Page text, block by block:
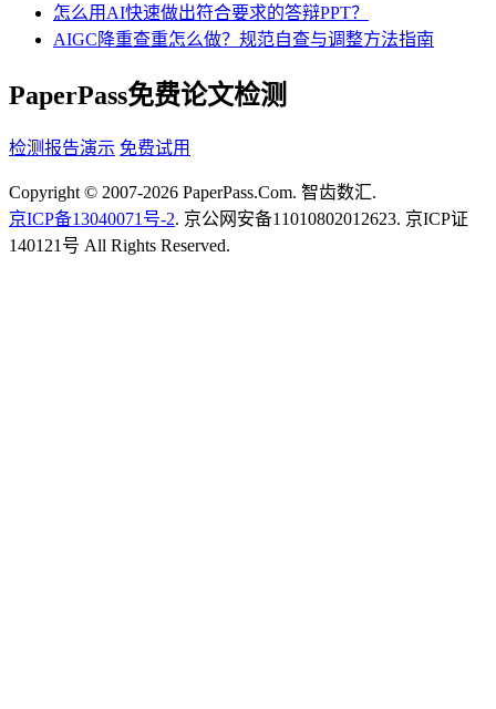
怎么用AI快速做出符合要求的答辩PPT？
AIGC降重查重怎么做？规范自查与调整方法指南
PaperPass免费论文检测
检测报告演示 免费试用
Copyright © 2007-2026 PaperPass.Com. 智齿数汇.
京ICP备13040071号-2. 京公网安备11010802012623. 京ICP证
140121号 All Rights Reserved.